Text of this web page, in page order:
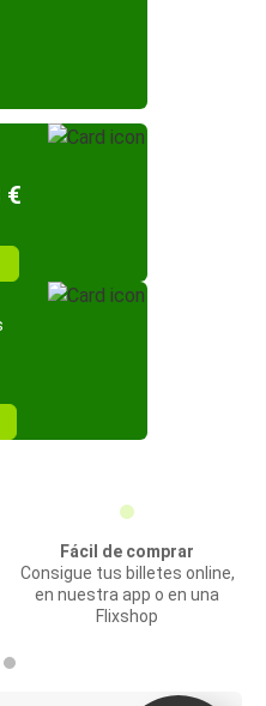
€
Fácil de comprar
Consigue tus billetes online,
en nuestra app o en una
Flixshop